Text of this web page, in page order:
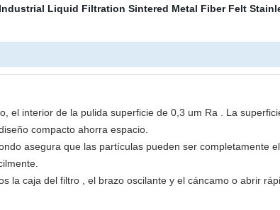
el interior de la pulida superficie de 0,3 um Ra . La
compacto ahorra espacio.
asegura que las partículas pueden ser completamente
la caja del filtro , el brazo oscilante y el cáncamo o abrir